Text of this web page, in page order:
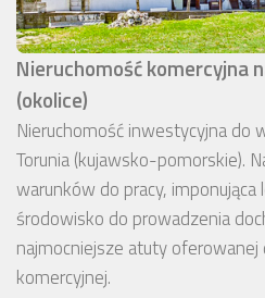
Nieruchomość komercyjna
(okolice)
Nieruchomość inwestycyjna do
Torunia (kujawsko-pomorskie).
warunków do pracy, imponująca
środowisko do prowadzenia
najmocniejsze atuty
komercyjnej.